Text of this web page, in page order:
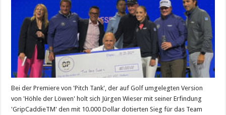
Bei der Premiere von 'Pitch Tank', der auf Golf umgelegten Version
von 'Höhle der Löwen' holt sich Jürgen Wieser mit seiner Erfindung
'GripCaddieTM' den mit 10.000 Dollar dotierten Sieg für das Team